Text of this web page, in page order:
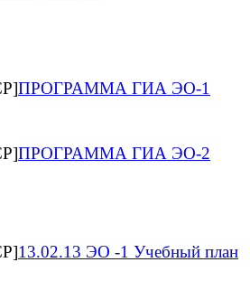
ПРОГРАММА ГИА ЭО-1
ПРОГРАММА ГИА ЭО-2
13.02.13 ЭО -1 Учебный план